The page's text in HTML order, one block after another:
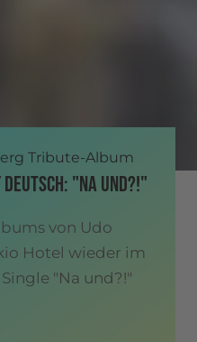
Tribute-Album
DEUTSCH: "NA UND?!"
von Udo
Hotel wieder im
"Na und?!"